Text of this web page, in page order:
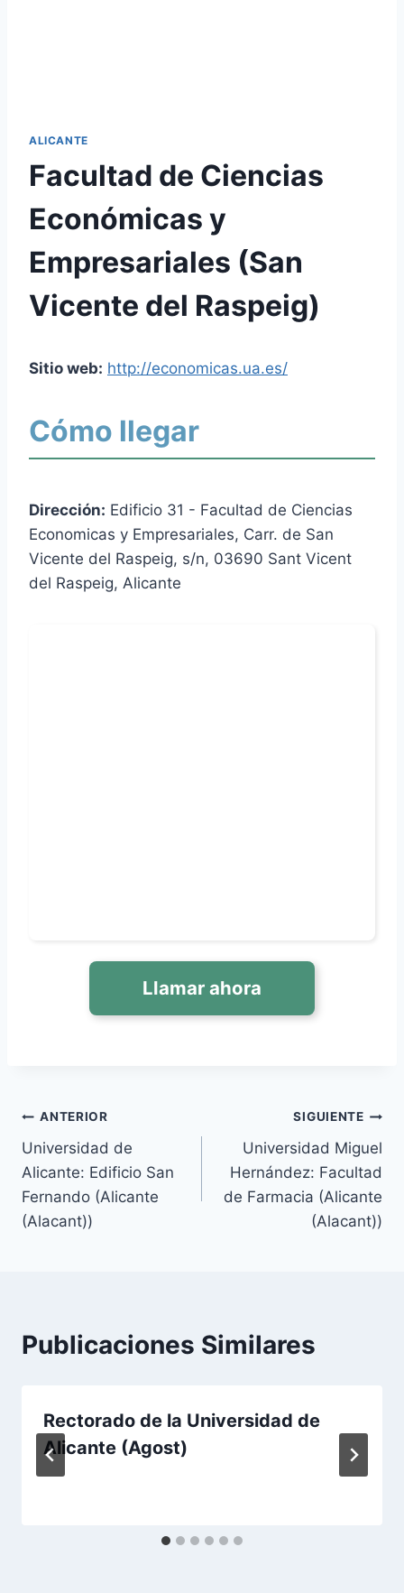
ALICANTE
Facultad de Ciencias
Económicas y
Empresariales (San
Vicente del Raspeig)
Sitio web: http://economicas.ua.es/
Cómo llegar
Dirección: Edificio 31 - Facultad de Ciencias
Economicas y Empresariales, Carr. de San
Vicente del Raspeig, s/n, 03690 Sant Vicent
del Raspeig, Alicante
Llamar ahora
Navegación
de
entradas
ANTERIOR
Universidad de
Alicante: Edificio San
Fernando (Alicante
(Alacant))
SIGUIENTE
Universidad Miguel
Hernández: Facultad
de Farmacia (Alicante
(Alacant))
Publicaciones Similares
Rectorado de la Universidad de
Alicante (Agost)